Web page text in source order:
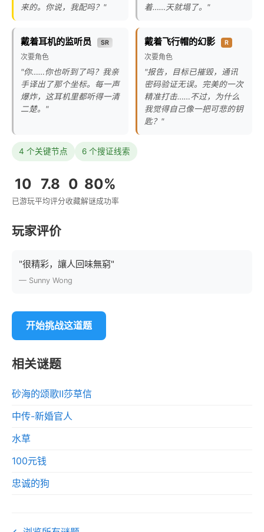
来的。你说，我配吗？"
着……天就塌了。"
戴着耳机的监听员 SR
次要角色
"你……你也听到了吗？我亲
手译出了那个坐标。每一声
爆炸，这耳机里都听得一清
二楚。"
戴着飞行帽的幻影 R
次要角色
"报告，目标已摧毁，通讯
密码验证无误。完美的一次
精准打击……不过，为什么
我觉得自己像一把可悲的钥
匙？"
4 个关键节点 6 个搜证线索
10
已游玩
7.8
平均评分
0
收藏
80%
解谜成功率
玩家评价
"很精彩，讓人回味無窮"
— Sunny Wong
开始挑战这道题
相关谜题
砂海的颂歌Ⅱ莎草信
中传-新婚官人
水草
100元钱
忠诚的狗